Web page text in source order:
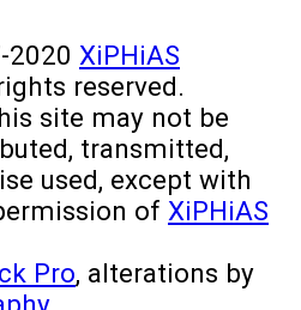
2020 XiPHiAS
reserved.
site may not be
transmitted,
used, except with
of XiPHiAS
Pro, alterations by